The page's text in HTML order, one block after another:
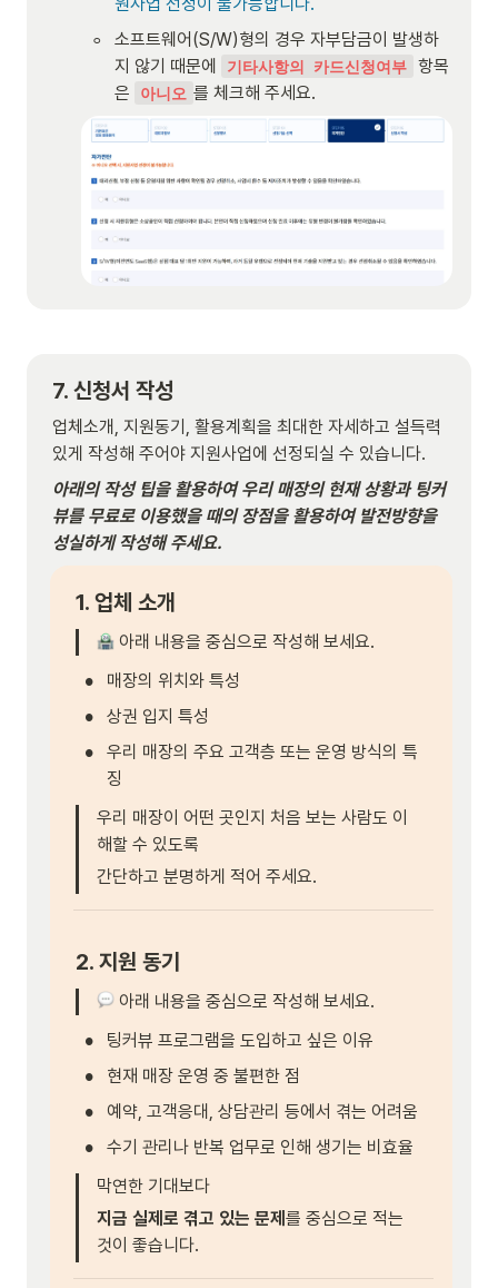
◦
소프트웨어(S/W)형의 경우 자부담금이 발생하
지 않기 때문에
기타사항의 카드신청여부
항목
은
아니오 를 체크해 주세요.
7. 신청서 작성
업체소개, 지원동기, 활용계획을 최대한 자세하고 설득력
있게 작성해 주어야 지원사업에 선정되실 수 있습니다.
아래의 작성 팁을 활용하여 우리 매장의 현재 상황과 팅커
뷰를 무료로 이용했을 때의 장점을 활용하여 발전방향을
성실하게 작성해 주세요.
1. 업체 소개
아래 내용을 중심으로 작성해 보세요.
• 매장의 위치와 특성
• 상권 입지 특성
•
우리 매장의 주요 고객층 또는 운영 방식의 특
징
우리 매장이 어떤 곳인지 처음 보는 사람도 이
해할 수 있도록
간단하고 분명하게 적어 주세요.
2. 지원 동기
아래 내용을 중심으로 작성해 보세요.
• 팅커뷰 프로그램을 도입하고 싶은 이유
• 현재 매장 운영 중 불편한 점
• 예약, 고객응대, 상담관리 등에서 겪는 어려움
•
수기 관리나 반복 업무로 인해 생기는 비효율
막연한 기대보다
지금 실제로 겪고 있는 문제 를 중심으로 적는
것이 좋습니다.